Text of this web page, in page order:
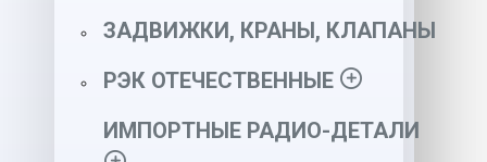
ЗАДВИЖКИ, КРАНЫ, КЛАПАНЫ
РЭК ОТЕЧЕСТВЕННЫЕ
ИМПОРТНЫЕ РАДИО-ДЕТАЛИ